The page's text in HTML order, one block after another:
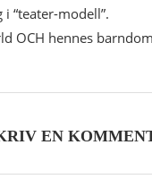
“teater-modell”.
OCH hennes
EN